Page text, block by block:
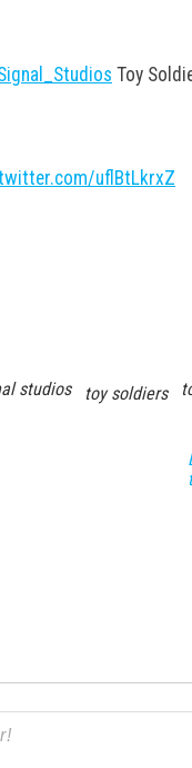
Toy
uflBtLkrxZ
studios toy soldiers